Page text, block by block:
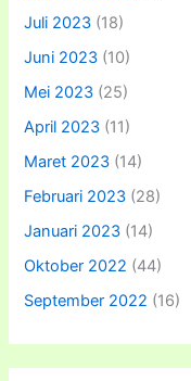
Juli 2023 (18)
Juni 2023 (10)
Mei 2023 (25)
April 2023 (11)
Maret 2023 (14)
Februari 2023 (28)
Januari 2023 (14)
Oktober 2022 (44)
September 2022 (16)